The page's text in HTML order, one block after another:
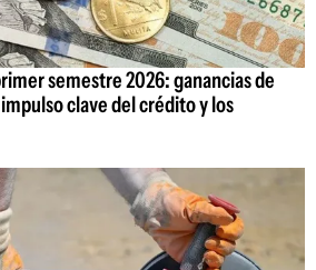
semestre 2026: ganancias de
clave del crédito y los